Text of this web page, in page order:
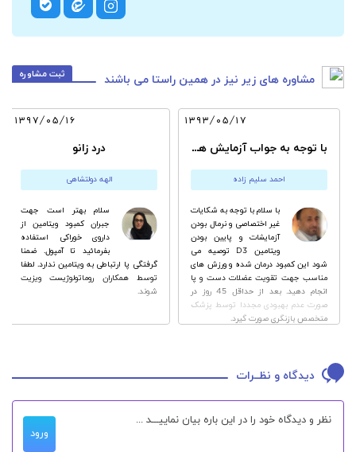
مشاوره های زیر نیز در همین راستا می باشند ثبت مشاوره
با توجه به جواب آزمایش هایم آیا امکان روماتیسم وجود دارد؟
احمد سلیم زاده
۱۳۹۳/۰۵/۱۷
با سلام با توجه به شکایات
غیر اختصاصی و نرمال بودن
آزمایشات و پایین بودن
ویتامین D3 توصیه می
شود این کمبود درمان شده و ورزش های
مناسب جهت تقویت عضلات دست و پا
انجام دهید. بعد از حداقل 45 روز در
صورت عدم بهبودی مجددا توسط پزشک
متخصص بازنگری صورت گیرد.
درد زانو
الهه دولتشاهی
۱۳۹۷/۰۵/۱۶
سلام بهتر است جهت
جبران کمبود ویتامین از
داروی خوراکی استفاده
بفرمائید تا آمپول. ضمنا
گرفتگی پا ارتباطی به ویتامین ندارد. لطفا
توسط همکاران روماتولوژیست ویزیت
شوند.
دیدگاه و نظــرات
ورود